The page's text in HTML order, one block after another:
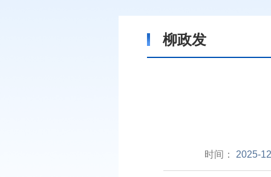
柳政发
时间： 2025-